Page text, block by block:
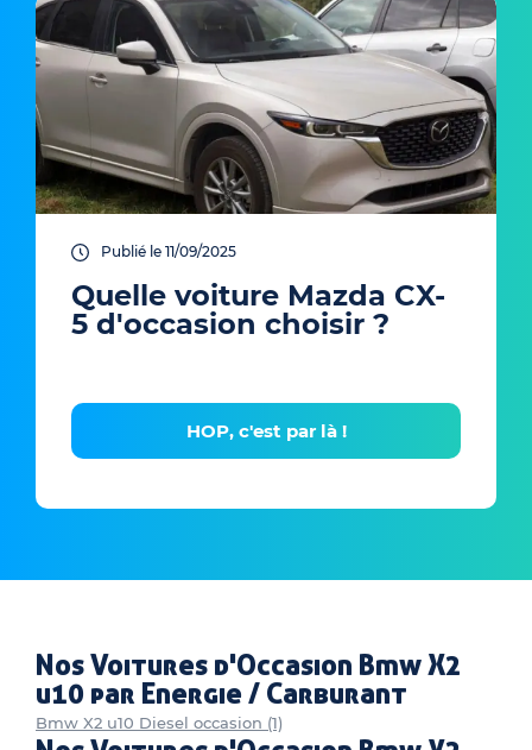
Publié le 11/09/2025
Quelle voiture Mazda CX-
5 d'occasion choisir ?
HOP, c'est par là !
Nos Voitures d'Occasion Bmw X2
u10 par Energie / Carburant
Bmw X2 u10 Diesel occasion (1)